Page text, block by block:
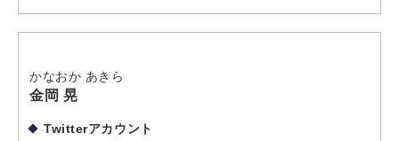
かなおか あきら
金岡 晃
Twitterアカウント